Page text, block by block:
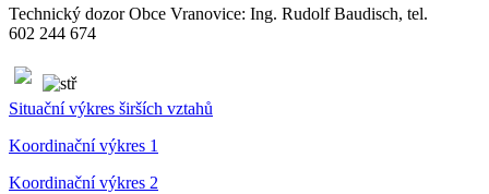
Technický dozor Obce Vranovice: Ing. Rudolf Baudisch, tel.
602 244 674
Situační výkres širších vztahů
Koordinační výkres 1
Koordinační výkres 2